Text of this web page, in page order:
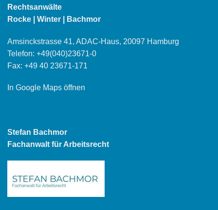
Rechtsanwälte
Rocke | Winter | Bachmor
Amsinckstrasse 41, ADAC-Haus, 20097 Hamburg
Telefon: +49(040)23671-0
Fax: +49 40 23671-171
In Google Maps öffnen
Stefan Bachmor
Fachanwalt für Arbeitsrecht